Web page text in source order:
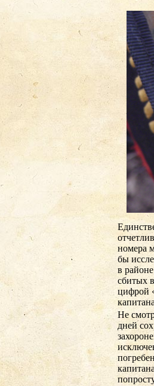
номера
бы
в
сбитых
цифрой
Не
дней